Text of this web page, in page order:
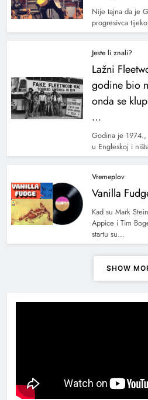
Nije tajna da je
progresivca
Jeste li znali?
Lažni
godine bio
onda se
…
Godina je
u Engleskoj i
Vremeplov
Vanilla
Kad su Mark
Appice i Tim
startu su…
SHOW